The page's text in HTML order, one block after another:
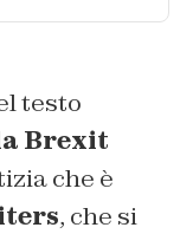
testo
Brexit
che è
, che si